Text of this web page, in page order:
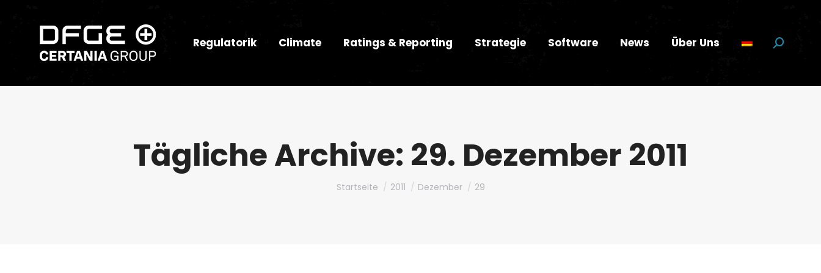
Regulatorik Climate Ratings & Reporting Strategie Software News Über Uns Suchen:
Tägliche Archive: 29. Dezember 2011
Du bist hier:
Startseite 2011 Dezember 29